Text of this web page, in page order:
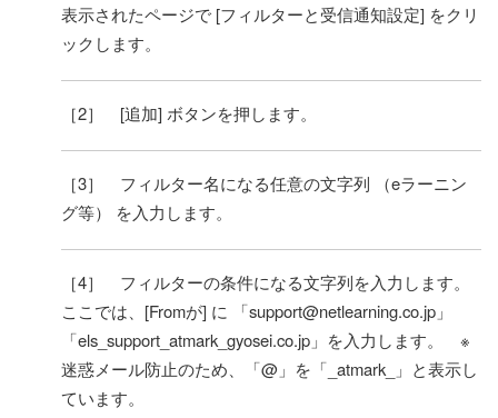
表示されたページで [フィルターと受信通知設定] をクリ
ックします。
［2］ [追加] ボタンを押します。
［3］ フィルター名になる任意の文字列 （eラーニン
グ等） を入力します。
［4］ フィルターの条件になる文字列を入力します。
ここでは、[Fromが] に 「support@netlearning.co.jp」
「els_support_atmark_gyosei.co.jp」を入力します。 ※
迷惑メール防止のため、「@」を「_atmark_」と表示し
ています。